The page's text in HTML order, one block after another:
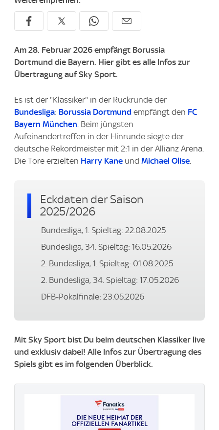
Am 28. Februar 2026 empfängt Borussia
Dortmund die Bayern. Hier gibt es alle Infos zur
Übertragung auf Sky Sport.
Es ist der "Klassiker" in der Rückrunde der
Bundesliga: Borussia Dortmund empfängt den FC
Bayern München. Beim jüngsten
Aufeinandertreffen in der Hinrunde siegte der
deutsche Rekordmeister mit 2:1 in der Allianz Arena.
Die Tore erzielten Harry Kane und Michael Olise.
Eckdaten der Saison
2025/2026
Bundesliga, 1. Spieltag: 22.08.2025
Bundesliga, 34. Spieltag: 16.05.2026
2. Bundesliga, 1. Spieltag: 01.08.2025
2. Bundesliga, 34. Spieltag: 17.05.2026
DFB-Pokalfinale: 23.05.2026
Mit Sky Sport bist Du beim deutschen Klassiker live
und exklusiv dabei! Alle Infos zur Übertragung des
Spiels gibt es im folgenden Überblick.